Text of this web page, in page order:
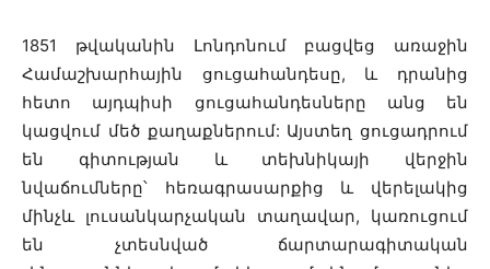
1851 թվականին Լոնդոնում բացվեց առաջին
Համաշխարհային ցուցահանդեսը, և դրանից
հետո այդպիսի ցուցահանդեսները անց են
կացվում մեծ քաղաքներում: Այստեղ ցուցադրում
են գիտության և տեխնիկայի վերջին
նվաճումները՝ հեռագրասարքից և վերելակից
մինչև լուսանկարչական տաղավար, կառուցում
են չտեսնված ճարտարագիտական